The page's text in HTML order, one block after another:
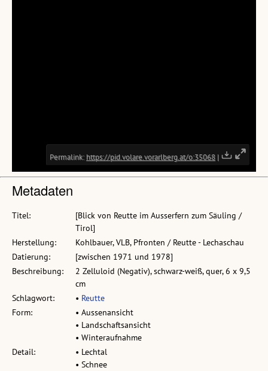
Metadaten
Titel:
[Blick von Reutte im Ausserfern zum Säuling /
Tirol]
Herstellung:
Kohlbauer, VLB, Pfronten / Reutte - Lechaschau
Datierung:
[zwischen 1971 und 1978]
Beschreibung:
2 Zelluloid (Negativ), schwarz-weiß, quer, 6 x 9,5
cm
Schlagwort:
• Reutte
Form:
• Aussenansicht
• Landschaftsansicht
• Winteraufnahme
Detail:
• Lechtal
• Schnee